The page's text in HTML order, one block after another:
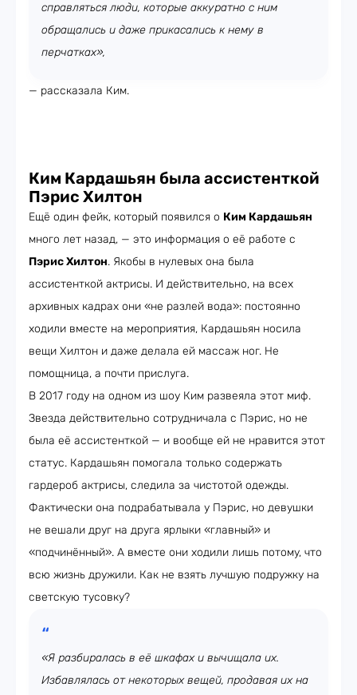
справляться люди, которые аккуратно с ним
обращались и даже прикасались к нему в
перчатках»,
— рассказала Ким.
Ким Кардашьян была ассистенткой
Пэрис Хилтон
Ещё один фейк, который появился о Ким Кардашьян
много лет назад, — это информация о её работе с
Пэрис Хилтон. Якобы в нулевых она была
ассистенткой актрисы. И действительно, на всех
архивных кадрах они «не разлей вода»: постоянно
ходили вместе на мероприятия, Кардашьян носила
вещи Хилтон и даже делала ей массаж ног. Не
помощница, а почти прислуга.
В 2017 году на одном из шоу Ким развеяла этот миф.
Звезда действительно сотрудничала с Пэрис, но не
была её ассистенткой — и вообще ей не нравится этот
статус. Кардашьян помогала только содержать
гардероб актрисы, следила за чистотой одежды.
Фактически она подрабатывала у Пэрис, но девушки
не вешали друг на друга ярлыки «главный» и
«подчинённый». А вместе они ходили лишь потому, что
всю жизнь дружили. Как не взять лучшую подружку на
светскую тусовку?
«Я разбиралась в её шкафах и вычищала их.
Избавлялась от некоторых вещей, продавая их на